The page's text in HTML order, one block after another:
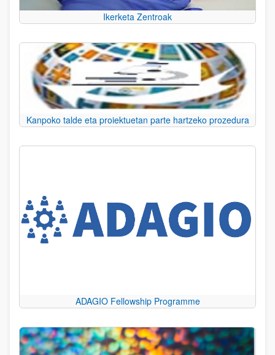
Ikerketa Zentroak
Kanpoko talde eta proiektuetan parte hartzeko prozedura
ADAGIO Fellowship Programme